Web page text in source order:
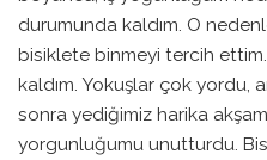
durumunda kaldım. O
bisiklete binmeyi tercih
kaldım. Yokuşlar çok yordu,
sonra yediğimiz harika
yorgunluğumu unutturdu.